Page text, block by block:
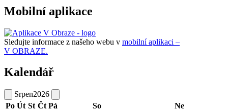
Mobilní aplikace
Sledujte informace z našeho webu v mobilní aplikaci –
V OBRAZE.
Kalendář
Srpen2026
Po Út St Čt Pá So
Ne